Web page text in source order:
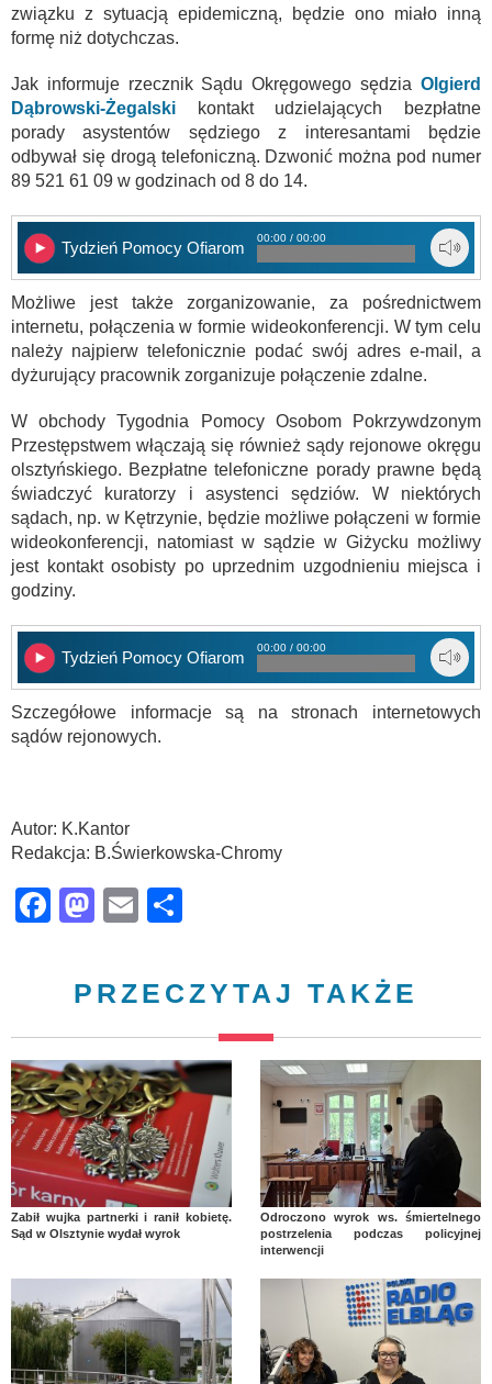
związku z sytuacją epidemiczną, będzie ono miało inną
formę niż dotychczas.
Jak informuje rzecznik Sądu Okręgowego sędzia Olgierd
Dąbrowski-Żegalski kontakt udzielających bezpłatne
porady asystentów sędziego z interesantami będzie
odbywał się drogą telefoniczną. Dzwonić można pod numer
89 521 61 09 w godzinach od 8 do 14.
Tydzień Pomocy Ofiarom – 1
00:00 / 00:00
Możliwe jest także zorganizowanie, za pośrednictwem
internetu, połączenia w formie wideokonferencji. W tym celu
należy najpierw telefonicznie podać swój adres e-mail, a
dyżurujący pracownik zorganizuje połączenie zdalne.
W obchody Tygodnia Pomocy Osobom Pokrzywdzonym
Przestępstwem włączają się również sądy rejonowe okręgu
olsztyńskiego. Bezpłatne telefoniczne porady prawne będą
świadczyć kuratorzy i asystenci sędziów. W niektórych
sądach, np. w Kętrzynie, będzie możliwe połączeni w formie
wideokonferencji, natomiast w sądzie w Giżycku możliwy
jest kontakt osobisty po uprzednim uzgodnieniu miejsca i
godziny.
Tydzień Pomocy Ofiarom – 2
00:00 / 00:00
Szczegółowe informacje są na stronach internetowych
sądów rejonowych.
Autor: K.Kantor
Redakcja: B.Świerkowska-Chromy
Facebook
Mastodon
Email
PRZECZYTAJ TAKŻE
Zabił wujka partnerki i ranił kobietę.
Sąd w Olsztynie wydał wyrok
Odroczono wyrok ws. śmiertelnego
postrzelenia podczas policyjnej
interwencji